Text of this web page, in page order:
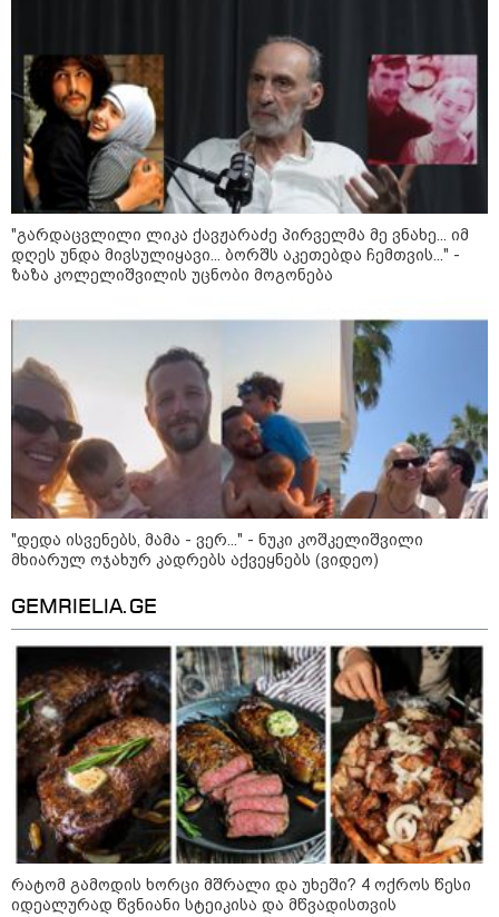
22:30 / 07-08-2026
ინტერნეტში ამაღელვებელი
კადრები ვრცელდება - როგორ
გადაარჩინა 56 წლის კაცმა
ბავშვები აბობოქრებულ ზღვაში
დახრჩობას
კატეგორიის ყველა სიახლე
"არის პოლარიზაციის კიდევ უფრო
გაღრმავების საფრთხე და ...“
"გონებაში ვალაგებდი, ეს ამბავი
პირველად ვისთვის მეთქვა, ვის
უნდა ჩავექოლე“
ახლა გითხარით“
"ეს უზნეო გზა
ხელისუფლებისთვის ცუდად
მთავრდება ხოლმე“
"გარდაცვლილი ლიკა ქავჟარაძე პირველმა მე ვნახე... იმ
დღეს უნდა მივსულიყავი... ბორშს აკეთებდა ჩემთვის..." -
ზაზა კოლელიშვილის უცნობი მოგონება
"დედა ისვენებს, მამა - ვერ..." - ნუკი კოშკელიშვილი
მხიარულ ოჯახურ კადრებს აქვეყნებს (ვიდეო)
GEMRIELIA.GE
რატომ გამოდის ხორცი მშრალი და უხეში? 4 ოქროს წესი
იდეალურად წვნიანი სტეიკისა და მწვადისთვის